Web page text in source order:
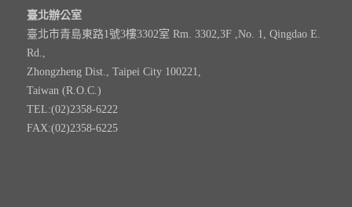
臺北辦公室
臺北市青島東路1號3樓3302室 Rm. 3302,3F ,No. 1, Qingdao E.
Rd.,
Zhongzheng Dist., Taipei City 100221,
Taiwan (R.O.C.)
TEL:(02)2358-6222
FAX:(02)2358-6225